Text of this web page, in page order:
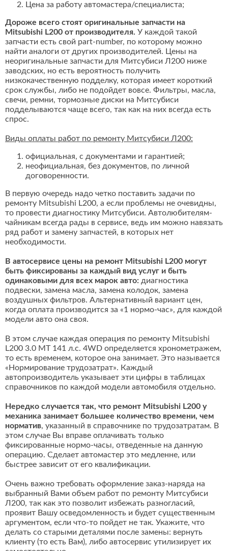
Цена за работу автомастера/специалиста;
Дороже всего стоят оригинальные запчасти на
Mitsubishi L200 от производителя. У каждой такой
запчасти есть свой part-number, по которому можно
найти аналоги от других производителей. Цены на
неоригинальные запчасти для Митсубиси Л200 ниже
заводских, но есть вероятность получить
низкокачественную подделку, которая имеет короткий
срок службы, либо не подойдет вовсе. Фильтры, масла,
свечи, ремни, тормозные диски на Митсубиси
подделываются чаще всего, так как на них всегда есть
спрос.
Виды оплаты работ по ремонту Митсубиси Л200:
официальная, с документами и гарантией;
неофициальная, без документов, по личной
договоренности.
В первую очередь надо четко поставить задачи по
ремонту Mitsubishi L200, а если проблемы не очевидны,
то провести диагностику Митсубиси. Автолюбителям-
чайникам всегда рады в сервисе, ведь им можно навязать
ряд работ и замену запчастей, в которых нет
необходимости.
В автосервисе цены на ремонт Mitsubishi L200 могут
быть фиксированы за каждый вид услуг и быть
одинаковыми для всех марок авто: диагностика
подвески, замена масла, замена колодок, замена
воздушных фильтров. Альтернативный вариант цен,
когда оплата производится за «1 нормо-час», для каждой
модели авто она своя.
В этом случае каждая операция по ремонту Mitsubishi
L200 3.0 MT 141 л.с. 4WD определяется хронометражем,
то есть временем, которое она занимает. Это называется
«Нормирование трудозатрат». Каждый
автопроизводитель указывает эти цифры в таблицах
справочников по каждой модели автомобиля отдельно.
Нередко случается так, что ремонт Mitsubishi L200 у
механика занимает большее количество времени, чем
норматив, указанный в справочнике по трудозатратам. В
этом случае Вы вправе оплачивать только
фиксированные нормо-часы, отведенные на данную
операцию. Сделает автомастер это медленне, или
быстрее зависит от его квалификации.
Очень важно требовать оформление заказ-наряда на
выбранный Вами объем работ по ремонту Митсубиси
Л200, так как это позволит избежать разногласий,
проявит Вашу осведомленность и будет существенным
аргументом, если что-то пойдет не так. Укажите, что
делать со старыми деталями после замены: вернуть
клиенту (то есть Вам), либо автосервис утилизирует их